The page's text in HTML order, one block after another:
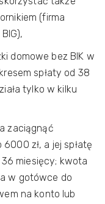
(firma
domowe bez BIK w
spłaty od 38
tylko w kilku
zaciągnąć
zł, a jej spłatę
36 miesięcy; kwota
w gotówce do
na konto lub